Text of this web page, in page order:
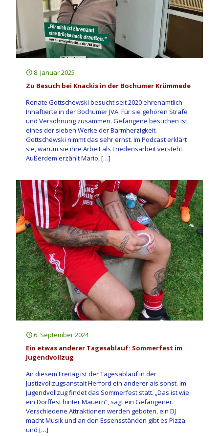
8. Januar 2025
Zu Besuch bei Knackis in der Bochumer Krümmede
Renate Gottschewski besucht seit 2020 ehrenamtlich
Inhaftierte in der Bochumer JVA. Für sie gehören Strafe
und Versöhnung zusammen. Gefangene besuchen ist
eines der sieben Werke der Barmherzigkeit.
Gottschewski nimmt das sehr ernst. Im Podcast erklärt
sie, warum sie ihre Arbeit als Friedensarbeit versteht.
Außerdem erzählt Mario,[…]
6. September 2024
Ein etwas anderer Tagesablauf: Sommerfest im
Jugendvollzug
An diesem Freitag ist der Tagesablauf in der
Justizvollzugsanstalt Herford ein anderer als sonst. Im
Jugendvollzug findet das Sommerfest statt. „Das ist wie
ein Dorffest hinter Mauern“, sagt ein Gefangener.
Verschiedene Attraktionen werden geboten, ein DJ
macht Musik und an den Essensständen gibt es Pizza
und […]